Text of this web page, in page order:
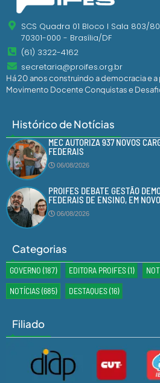
SCS Quadra 01 Bloco I Sala 803/
70301-000 - Brasília/DF
(61) 3322-4162
secretaria@proifes.org.br
Há 20 anos construindo a democracia e a
Movimento Docente Conquistas e
Histórico de Notícias
MEC AUTORIZA 937 NOVOS
FEDERAIS
06/08/2026
PROIFES DEBATE GESTÃO
FEDERAIS DE ENSINO, EM
06/08/2026
Categorias
GOVERNO (187) EDITORA PROIFES(1)
NOTÍCIAS(685) DESTAQUES(16)
Filiado